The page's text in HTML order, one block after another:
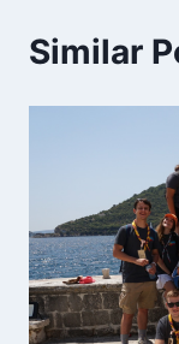
Similar